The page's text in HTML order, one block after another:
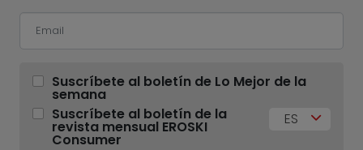
Suscríbete al boletín de Lo Mejor de la
semana
Suscríbete al boletín de la
revista mensual EROSKI
Consumer
ES